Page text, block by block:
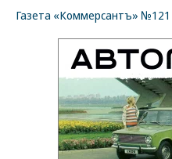
Газета «Коммерсантъ» №121